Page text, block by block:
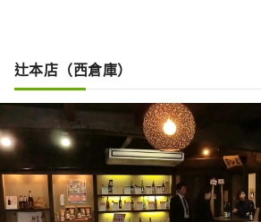
辻本店（西倉庫）